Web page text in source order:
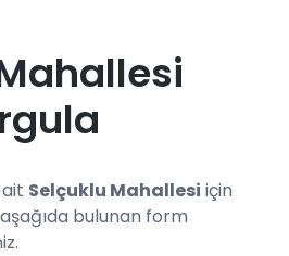
Selçuklu Mahallesi için
bulunan form